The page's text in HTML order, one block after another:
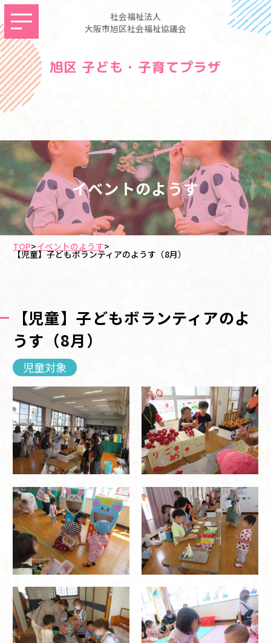
社会福祉法人
大阪市旭区社会福祉協議会
旭区 子ども・子育てプラザ
イベントのようす
TOP>イベントのようす>
【児童】子どもボランティアのようす（8月）
【児童】子どもボランティアのよ
うす（8月）
児童対象